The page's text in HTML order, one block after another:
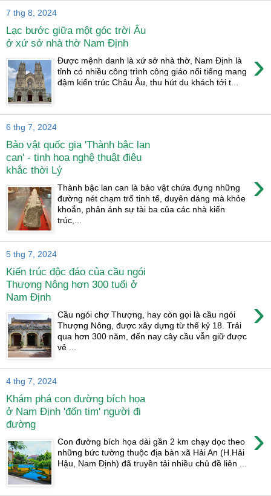
7 thg 8, 2024
Lạc bước giữa một góc trời Âu
ở xứ sở nhà thờ Nam Định
›
Được mệnh danh là xứ sở nhà thờ, Nam Định là
tỉnh có nhiều công trình công giáo nổi tiếng mang
đậm kiến trúc Châu Âu, thu hút du khách tới t...
6 thg 7, 2024
Bảo vật quốc gia 'Thành bậc lan
can' - tinh hoa nghệ thuật điêu
khắc thời Lý
›
Thành bậc lan can là bảo vật chứa đựng những
đường nét chạm trổ tinh tế, duyên dáng mà khỏe
khoắn, phản ánh sự tài ba của các nhà kiến
trúc,...
5 thg 7, 2024
Kiến trúc độc đáo của cầu ngói
Thượng Nông hơn 300 tuổi ở
Nam Định
›
Cầu ngói chợ Thượng, hay còn gọi là cầu ngói
Thượng Nông, được xây dựng từ thế kỷ 18. Trải
qua hơn 300 năm, đến nay cây cầu vẫn giữ được
vẻ ...
4 thg 7, 2024
Khám phá con đường bích họa
ở Nam Định 'đốn tim' người đi
đường
›
Con đường bích họa dài gần 2 km chạy dọc theo
những bức tường thuộc địa bàn xã Hải An (H.Hải
Hậu, Nam Định) đã truyền tải nhiều chủ đề liên ...